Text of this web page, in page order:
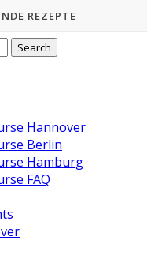
REZEPTE
Hannover
Berlin
Hamburg
FAQ